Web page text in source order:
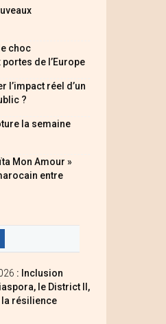
choc
de l’Europe
l’impact réel d’un
?
la semaine
Mon Amour »
entre
: Inclusion
le District II,
la résilience